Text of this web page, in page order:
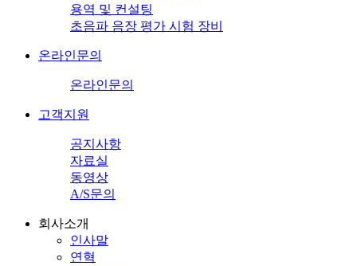
용역 및 컨설팅
초음파 음장 평가 시험 장비
온라인문의
온라인문의
고객지원
공지사항
자료실
동영상
A/S문의
회사소개
인사말
연혁